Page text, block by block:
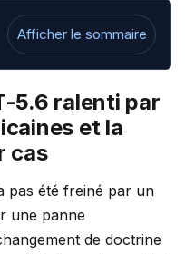
Afficher le sommaire
5.6 ralenti par
et la
cas
pas été freiné par un
une panne
de doctrine